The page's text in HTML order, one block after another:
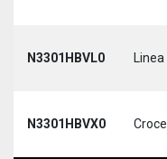
N3301HBVL0 Linea
N3301HBVX0 Croce